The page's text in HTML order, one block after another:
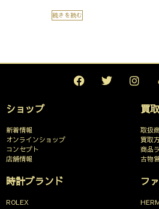
続きを読む
ショップ
新着情報
オンラインショップ
コンセプト
店舗情報
買
取扱
買取
商品
古物
時計ブランド
ROLEX
フ